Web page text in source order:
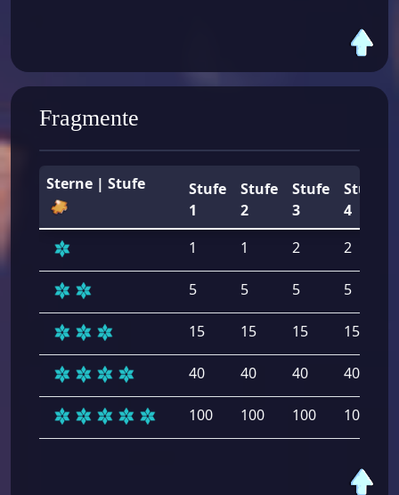
Fragmente
Sterne | Stufe
Stufe
1
Stufe
2
Stufe
3
Stufe
4
1
1 2 2
5 5 5 5
15 15 15 15
40 40 40 40
100 100 100 100